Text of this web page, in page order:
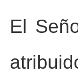
El